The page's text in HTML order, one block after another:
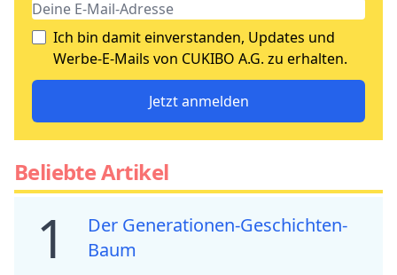
Ich bin damit einverstanden, Updates und
Werbe-E-Mails von CUKIBO A.G. zu erhalten.
Jetzt anmelden
Beliebte Artikel
1
Der Generationen-Geschichten-
Baum